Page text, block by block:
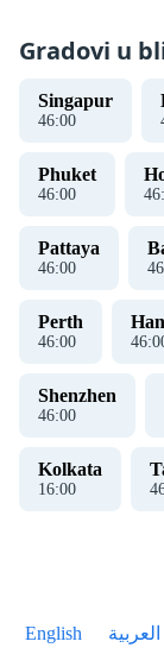
Gradovi u
Singapur
46:00
Phuket
46:00 46:
Pattaya
46:00 46
Perth
46:00 46:
Shenzhen
46:00
Kolkata
16:00
English العربية